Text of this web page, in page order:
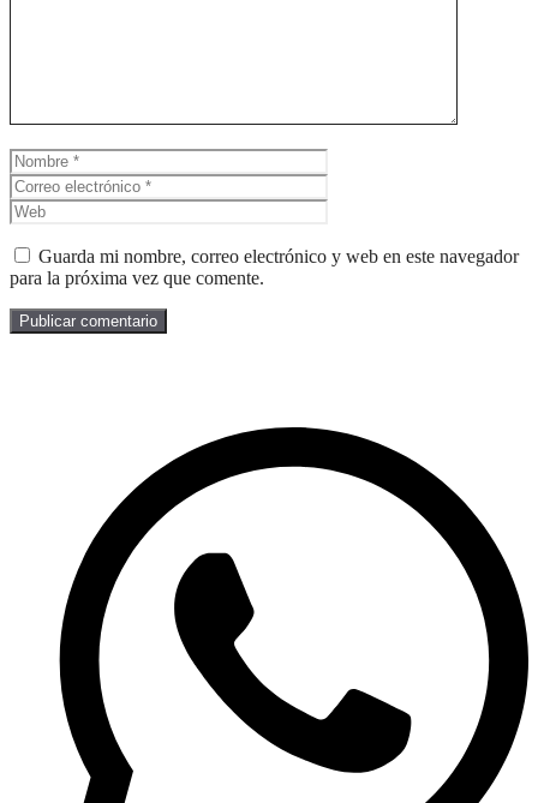
Nombre
electrónico
Guarda mi nombre, correo electrónico y web en este navegador
para la próxima vez que comente.